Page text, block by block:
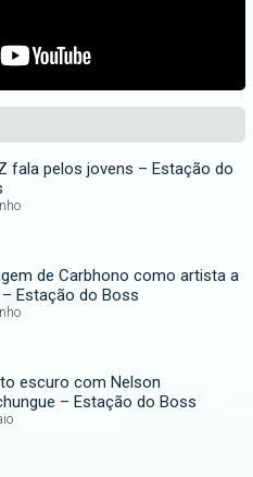
fala pelos jovens – Estação do
de Carbhono como artista a
Estação do Boss
escuro com Nelson
– Estação do Boss